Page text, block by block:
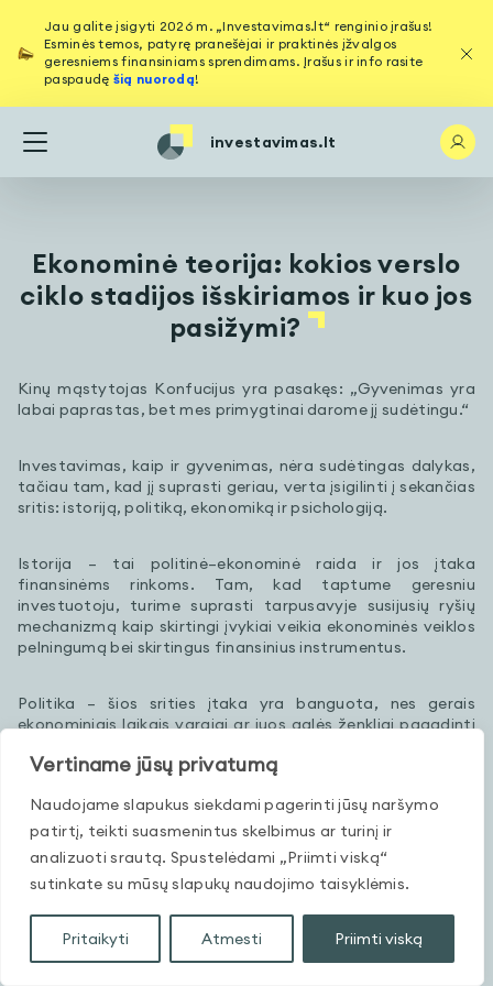
Vertiname jūsų privatumą
Naudojame slapukus siekdami pagerinti jūsų naršymo
patirtį, teikti suasmenintus skelbimus ar turinį ir
analizuoti srautą. Spustelėdami „Priimti viską“
sutinkate su mūsų slapukų naudojimo taisyklėmis.
Pritaikyti Atmesti Priimti viską
Jau galite įsigyti 2026 m. „Investavimas.lt“ renginio įrašus!
Esminės temos, patyrę pranešėjai ir praktinės įžvalgos
geresniems finansiniams sprendimams. Įrašus ir info rasite
paspaudę šią nuorodą!
investavimas.lt
Ekonominė teorija: kokios verslo
ciklo stadijos išskiriamos ir kuo jos
pasižymi?
Kinų mąstytojas Konfucijus yra pasakęs: „Gyvenimas yra
labai paprastas, bet mes primygtinai darome jį sudėtingu.“
Investavimas, kaip ir gyvenimas, nėra sudėtingas dalykas,
tačiau tam, kad jį suprasti geriau, verta įsigilinti į sekančias
sritis: istoriją, politiką, ekonomiką ir psichologiją.
Istorija – tai politinė–ekonominė raida ir jos įtaka
finansinėms rinkoms. Tam, kad taptume geresniu
investuotoju, turime suprasti tarpusavyje susijusių ryšių
mechanizmą kaip skirtingi įvykiai veikia ekonominės veiklos
pelningumą bei skirtingus finansinius instrumentus.
Politika – šios srities įtaka yra banguota, nes gerais
ekonominiais laikais vargiai ar juos galės ženkliai pagadinti
kritiniais momentais, kai užklumpa krizės, konfliktai ar
Ekonomika – tai kaip svertų sistema, kur pajudinus vieną
svirtelę sujuda visas mechanizmas ir galutinė įtaka yra
ganėtinai sunkiai prognozuojama, nes įtakos santykis tarp
rezultatus. Tai ir yra esminis skirtumas nuo fundamentaliųjų
mokslų, kur atliekant eksperimentą kiekvieną kartą